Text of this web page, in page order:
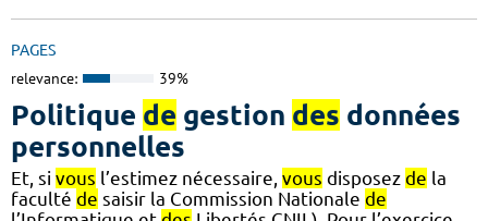
PAGES
relevance: 39%
Politique de gestion des données
personnelles
Et, si vous l’estimez nécessaire, vous disposez de la
faculté de saisir la Commission Nationale de